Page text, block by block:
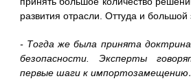
развития отрасли. Оттуда и большой
- Тогда же была принята
безопасности. Эксперты
первые шаги к